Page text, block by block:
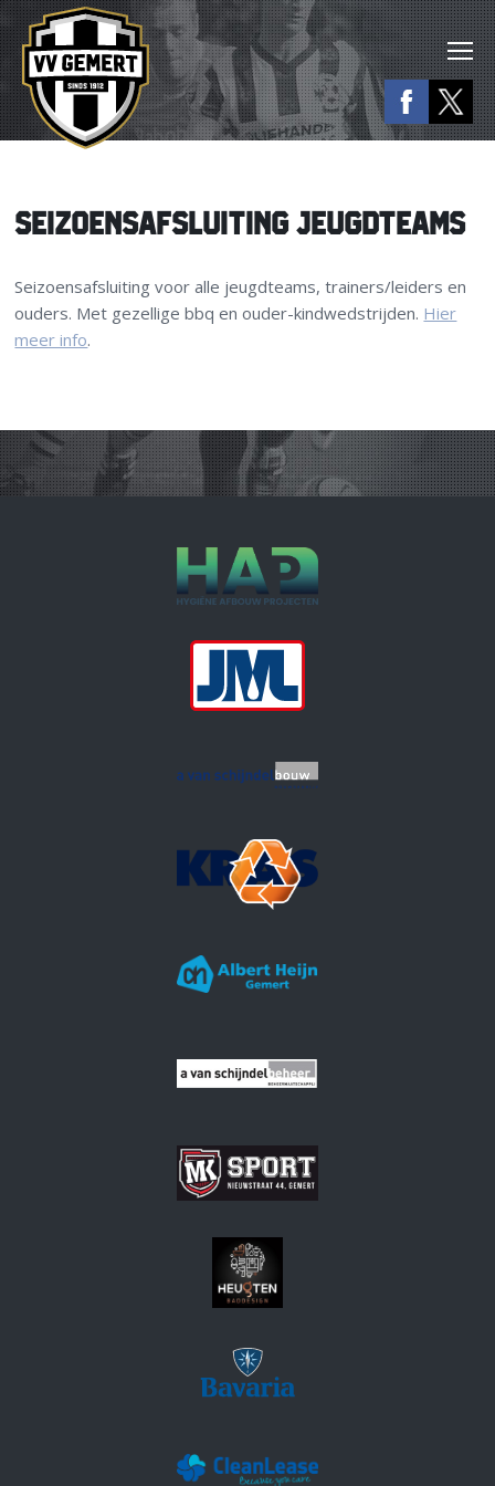
SEIZOENSAFSLUITING JEUGDTEAMS
Seizoensafsluiting voor alle jeugdteams, trainers/leiders en
ouders. Met gezellige bbq en ouder-kindwedstrijden. Hier
meer info.